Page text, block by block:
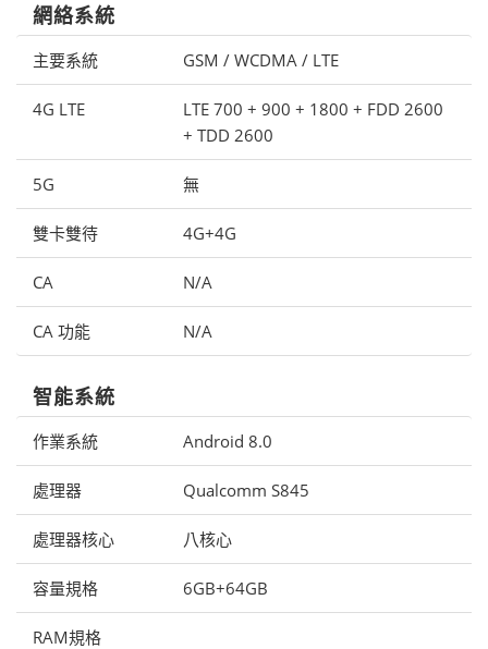
網絡系統
主要系統 GSM / WCDMA / LTE
4G LTE
LTE 700 + 900 + 1800 + FDD 2600
+ TDD 2600
5G 無
雙卡雙待 4G+4G
CA N/A
CA 功能 N/A
智能系統
作業系統 Android 8.0
處理器 Qualcomm S845
處理器核心 八核心
容量規格 6GB+64GB
RAM規格